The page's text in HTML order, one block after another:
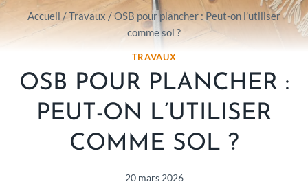
Accueil /Travaux /OSB pour plancher : Peut-on l’utiliser
comme sol ?
TRAVAUX
OSB POUR PLANCHER :
PEUT-ON L’UTILISER
COMME SOL ?
20 mars 2026